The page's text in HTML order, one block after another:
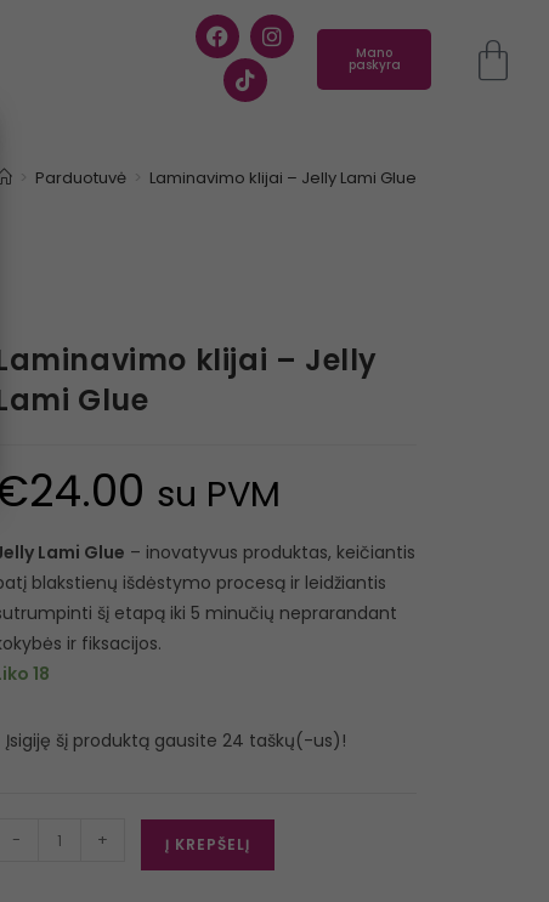
Mano
paskyra
Parduotuvė Laminavimo klijai – Jelly Lami Glue
klijai – Jelly
Glue
24.00 su PVM
Lami Glue – inovatyvus produktas, keičiantis
blakstienų išdėstymo procesą ir leidžiantis
šį etapą iki 5 minučių neprarandant
ir fiksacijos.
18
Įsigiję šį produktą gausite 24 taškų(-us)!
- + Į KREPŠELĮ